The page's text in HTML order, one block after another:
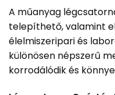
A műanyag
telepíthető, valamint
élelmiszeripari és
különösen népszerű
korrodálódik és